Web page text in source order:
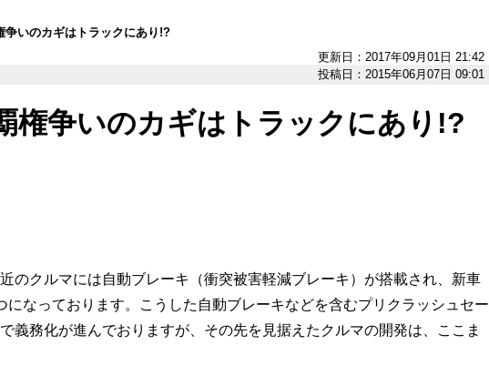
争いのカギはトラックにあり!?
更新日：2017年09月01日 21:42
投稿日：2015年06月07日 09:01
権争いのカギはトラックにあり!?
のクルマには自動ブレーキ（衝突被害軽減ブレーキ）が搭載され、新車
になっております。こうした自動ブレーキなどを含むプリクラッシュセー
義務化が進んでおりますが、その先を見据えたクルマの開発は、ここま